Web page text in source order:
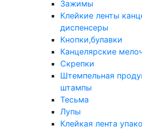
Зажимы
Клейкие ленты
диспенсеры
Кнопки,булавки
Канцелярские
Скрепки
Штемпельная
штампы
Тесьма
Лупы
Клейкая лента